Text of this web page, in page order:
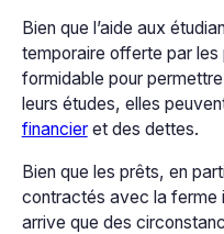
Bien que l’aide aux
temporaire offerte par les
formidable pour
leurs études, elles
financieret des dettes.
Bien que les prêts, en
contractés avec la ferme
arrive que des